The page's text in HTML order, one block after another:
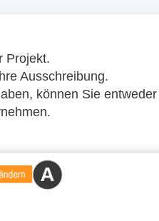
Projekt.
Ausschreibung.
können Sie